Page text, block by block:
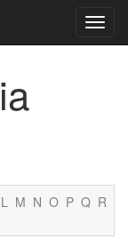
L M N O P Q R